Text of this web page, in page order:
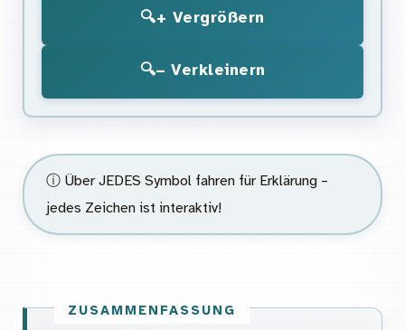
🔍+ Vergrößern
🔍− Verkleinern
ⓘ Über JEDES Symbol fahren für Erklärung –
jedes Zeichen ist interaktiv!